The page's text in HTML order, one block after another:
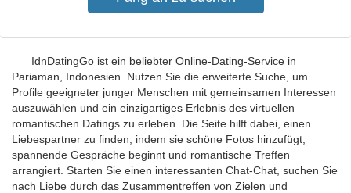
IdnDatingGo ist ein beliebter Online-Dating-Service in
Pariaman, Indonesien. Nutzen Sie die erweiterte Suche, um
Profile geeigneter junger Menschen mit gemeinsamen Interessen
auszuwählen und ein einzigartiges Erlebnis des virtuellen
romantischen Datings zu erleben. Die Seite hilft dabei, einen
Liebespartner zu finden, indem sie schöne Fotos hinzufügt,
spannende Gespräche beginnt und romantische Treffen
arrangiert. Starten Sie einen interessanten Chat-Chat, suchen Sie
nach Liebe durch das Zusammentreffen von Zielen und